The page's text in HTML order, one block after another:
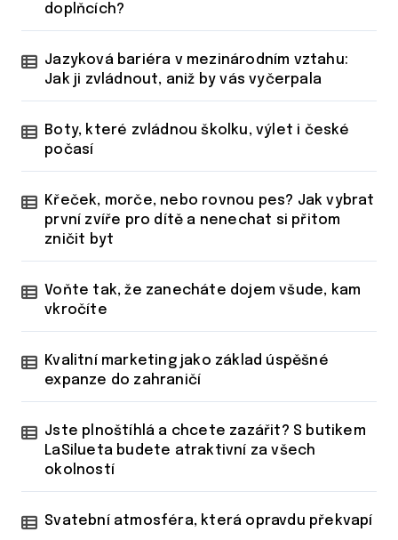
doplňcích?
Jazyková bariéra v mezinárodním vztahu:
Jak ji zvládnout, aniž by vás vyčerpala
Boty, které zvládnou školku, výlet i české
počasí
Křeček, morče, nebo rovnou pes? Jak vybrat
první zvíře pro dítě a nenechat si přitom
zničit byt
Voňte tak, že zanecháte dojem všude, kam
vkročíte
Kvalitní marketing jako základ úspěšné
expanze do zahraničí
Jste plnoštíhlá a chcete zazářit? S butikem
LaSilueta budete atraktivní za všech
okolností
Svatební atmosféra, která opravdu překvapí